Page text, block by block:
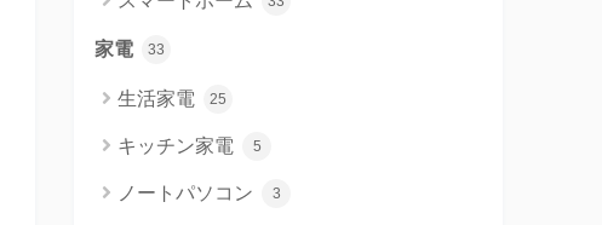
家電 33
生活家電 25
キッチン家電 5
ノートパソコン 3